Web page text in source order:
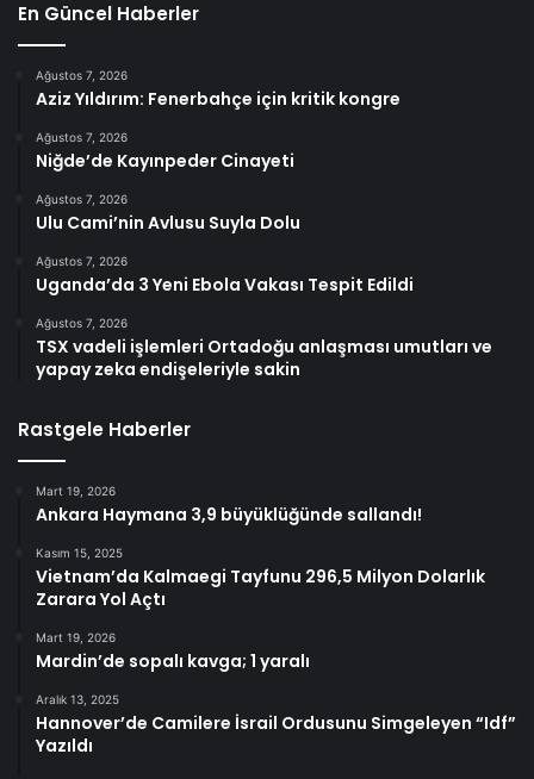
En Güncel Haberler
Ağustos 7, 2026
Aziz Yıldırım: Fenerbahçe için kritik kongre
Ağustos 7, 2026
Niğde’de Kayınpeder Cinayeti
Ağustos 7, 2026
Ulu Cami’nin Avlusu Suyla Dolu
Ağustos 7, 2026
Uganda’da 3 Yeni Ebola Vakası Tespit Edildi
Ağustos 7, 2026
TSX vadeli işlemleri Ortadoğu anlaşması umutları ve
yapay zeka endişeleriyle sakin
Rastgele Haberler
Mart 19, 2026
Ankara Haymana 3,9 büyüklüğünde sallandı!
Kasım 15, 2025
Vietnam’da Kalmaegi Tayfunu 296,5 Milyon Dolarlık
Zarara Yol Açtı
Mart 19, 2026
Mardin’de sopalı kavga; 1 yaralı
Aralık 13, 2025
Hannover’de Camilere İsrail Ordusunu Simgeleyen “Idf”
Yazıldı